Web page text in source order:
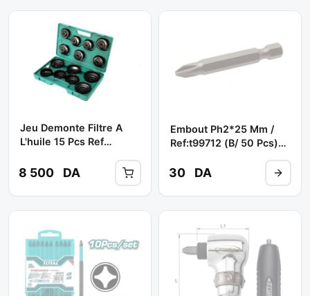
Jeu Demonte Filtre A
L'huile 15 Pcs Ref
JONNESWAY
8 500 DA
Embout Ph2*25 Mm /
Ref:t99712 (b/ 50 Pcs)**
30 DA